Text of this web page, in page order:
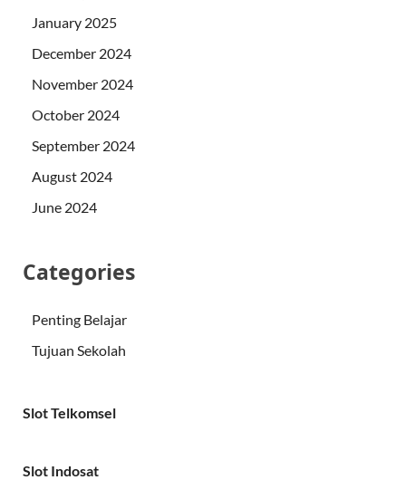
January 2025
December 2024
November 2024
October 2024
September 2024
August 2024
June 2024
Categories
Penting Belajar
Tujuan Sekolah
Slot Telkomsel
Slot Indosat